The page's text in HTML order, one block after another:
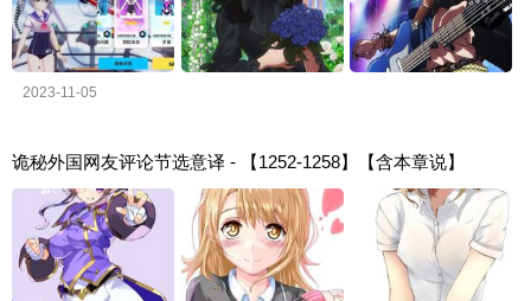
2023-11-05
诡秘外国网友评论节选意译 - 【1252-1258】【含本章说】